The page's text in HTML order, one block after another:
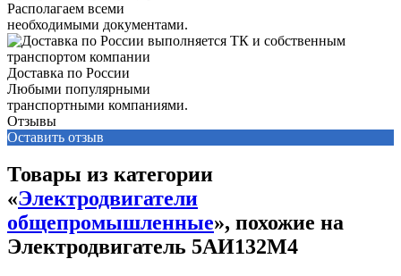
Располагаем всеми
необходимыми документами.
Доставка по России
Любыми популярными
транспортными компаниями.
Отзывы
Оставить отзыв
Товары из категории
«Электродвигатели
общепромышленные», похожие на
Электродвигатель 5АИ132М4